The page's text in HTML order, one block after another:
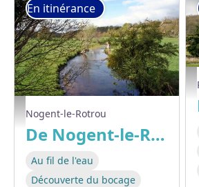
La Corbionne près de Riveray
En itinérance
Nogent-le-Rotrou
De Nogent-le-Rotrou à Rémalard (TCP)
Au fil de l'eau
Découverte du bocage